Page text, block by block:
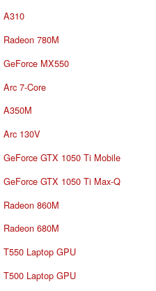
A310
Radeon 780M
GeForce MX550
Arc 7-Core
A350M
Arc 130V
GeForce GTX 1050 Ti Mobile
GeForce GTX 1050 Ti Max-Q
Radeon 860M
Radeon 680M
T550 Laptop GPU
T500 Laptop GPU